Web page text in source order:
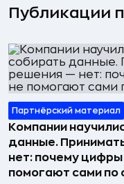
Публикации
Партнёрский материал
Компании
данные.
нет: почему цифры
помогают сами по